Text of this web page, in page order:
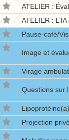
ATELIER :
ATELIER :
Pause-café/
Image et
Virage
Questions sur
Projection